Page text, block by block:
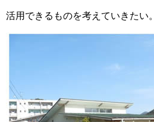
活用できるものを考えていきたい。